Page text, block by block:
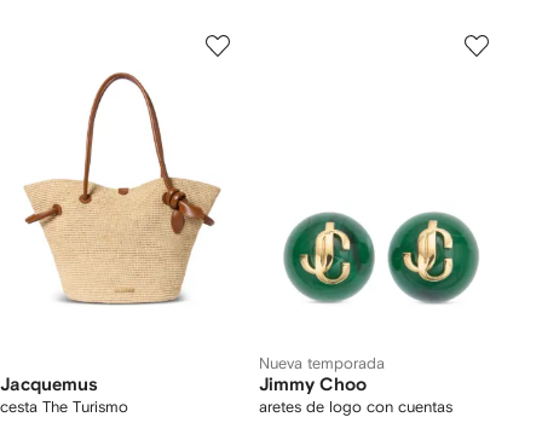
Jacquemus
cesta The Turismo
Nueva temporada
Jimmy Choo
aretes de logo con cuentas